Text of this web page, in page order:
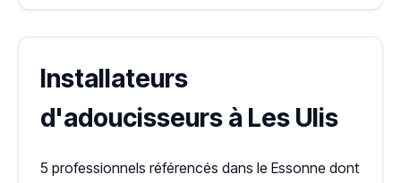
Installateurs
d'adoucisseurs à Les Ulis
5 professionnels référencés dans le Essonne dont